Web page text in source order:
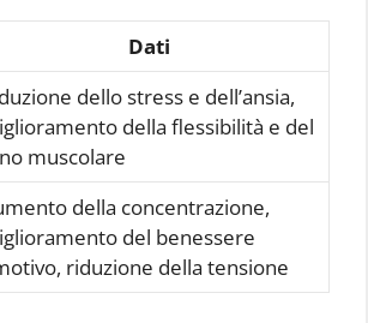
Dati
dello stress e dell’ansia,
della flessibilità e del
muscolare
della concentrazione,
del benessere
riduzione della tensione